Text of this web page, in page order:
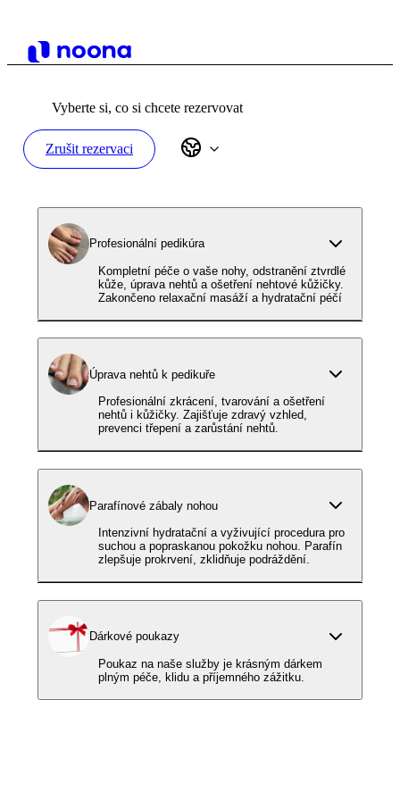
Vyberte si, co si chcete rezervovat
Zrušit rezervaci
Profesionální pedikúra
Kompletní péče o vaše nohy, odstranění ztvrdlé
kůže, úprava nehtů a ošetření nehtové kůžičky.
Zakončeno relaxační masáží a hydratační péčí
Úprava nehtů k pedikuře
Profesionální zkrácení, tvarování a ošetření
nehtů i kůžičky. Zajišťuje zdravý vzhled,
prevenci třepení a zarůstání nehtů.
Parafínové zábaly nohou
Intenzivní hydratační a vyživující procedura pro
suchou a popraskanou pokožku nohou. Parafín
zlepšuje prokrvení, zklidňuje podráždění.
Dárkové poukazy
Poukaz na naše služby je krásným dárkem
plným péče, klidu a příjemného zážitku.